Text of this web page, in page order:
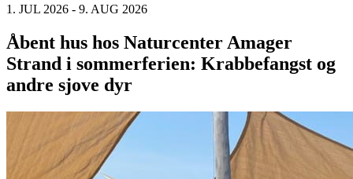
1. JUL 2026 - 9. AUG 2026
Åbent hus hos Naturcenter Amager
Strand i sommerferien: Krabbefangst og
andre sjove dyr